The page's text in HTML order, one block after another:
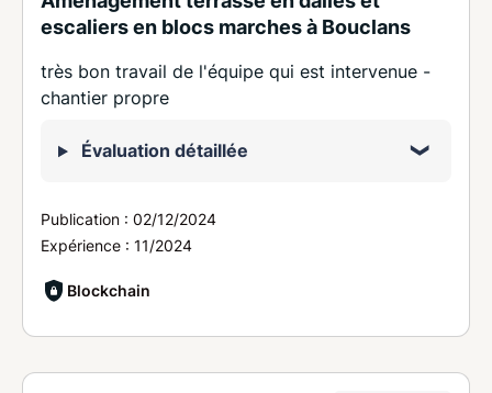
escaliers en blocs marches à Bouclans
très bon travail de l'équipe qui est intervenue -
chantier propre
Évaluation détaillée
Publication : 02/12/2024
Expérience : 11/2024
Blockchain